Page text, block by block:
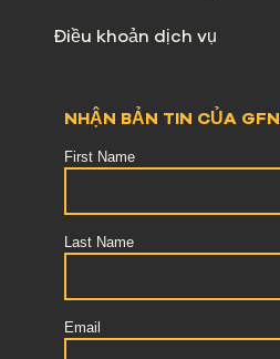
Điều khoản dịch vụ
NHẬN BẢN TIN CỦA GFN